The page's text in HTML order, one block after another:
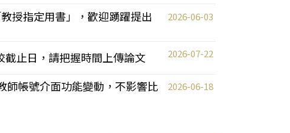
授指定用書」，歡迎踴躍提出
2026-06-03
截止日，請把握時間上傳論文 2026-07-22
帳號介面功能變動，不影響比
2026-06-18